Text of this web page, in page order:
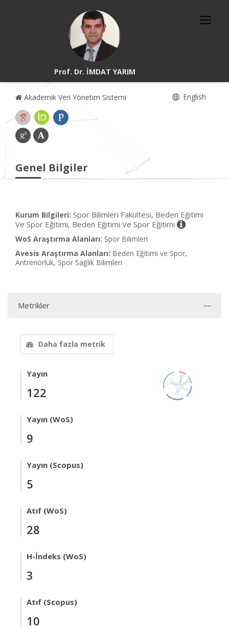
Prof. Dr. İMDAT YARIM
Akademik Veri Yönetim Sistemi English
Genel Bilgiler
Kurum Bilgileri: Spor Bilimleri Fakültesi, Beden Eğitimi
Ve Spor Eğitimi, Beden Eğitimi Ve Spor Eğitimi
WoS Araştırma Alanları: Spor Bilimleri
Avesis Araştırma Alanları: Beden Eğitimi ve Spor,
Antrenörlük, Spor Sağlık Bilimleri
Metrikler
Daha fazla metrik
Yayın
122
Yayın (WoS)
9
Yayın (Scopus)
5
Atıf (WoS)
28
H-İndeks (WoS)
3
Atıf (Scopus)
10